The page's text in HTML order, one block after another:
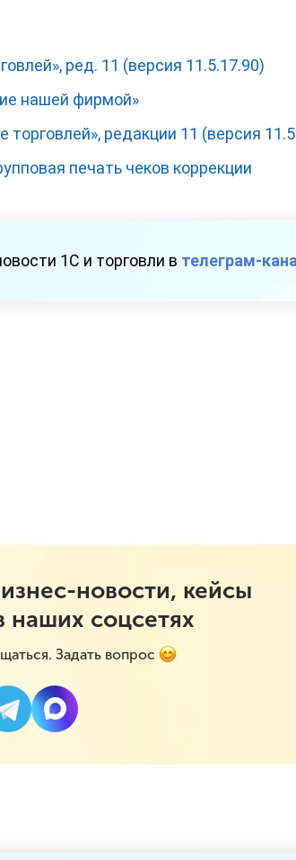
ред. 11 (версия 11.5.17.90)
нашей фирмой»
редакции 11 (версия
печать чеков коррекции
1С и торговли в телеграм-
новости, кейсы
наших соцсетях
Задать вопрос